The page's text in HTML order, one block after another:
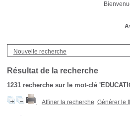
Nouvelle recherche
Résultat de la recherche
1231 recherche sur le mot-clé
Affiner la recherche Générer le